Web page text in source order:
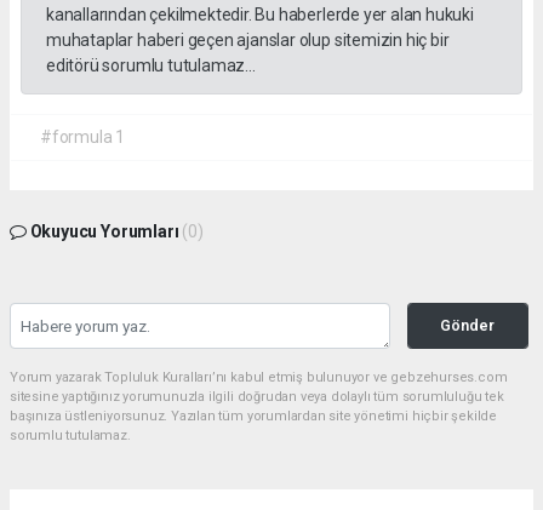
kanallarından çekilmektedir. Bu haberlerde yer alan hukuki
muhataplar haberi geçen ajanslar olup sitemizin hiç bir
editörü sorumlu tutulamaz...
#formula 1
Okuyucu Yorumları (0)
Gönder
Yorum yazarak Topluluk Kuralları’nı kabul etmiş bulunuyor ve gebzehurses.com
sitesine yaptığınız yorumunuzla ilgili doğrudan veya dolaylı tüm sorumluluğu tek
başınıza üstleniyorsunuz. Yazılan tüm yorumlardan site yönetimi hiçbir şekilde
sorumlu tutulamaz.